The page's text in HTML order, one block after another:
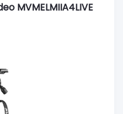
MVMELMIIA4LIVE